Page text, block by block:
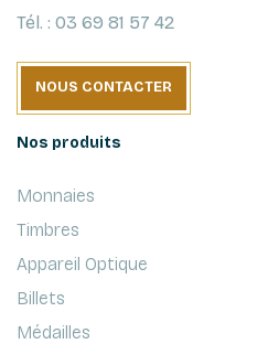
Tél. : 03 69 81 57 42
NOUS CONTACTER
Nos produits
Monnaies
Timbres
Appareil Optique
Billets
Médailles